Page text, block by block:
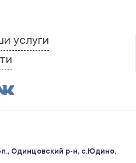
услуги
Одинцовский р-н, с.Юдино,